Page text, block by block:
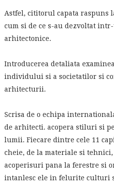
Astfel, cititorul capata raspuns
cum si de ce s-au dezvoltat
arhitectonice.
Introducerea detaliata
individului si a societatilor si
arhitecturii.
Scrisa de o echipa
de arhitecti. acopera stiluri si
lumii. Fiecare dintre cele 11
cheie, de la materiale si
acoperisuri pana la ferestre si
intanlesc ele in felurite culturi